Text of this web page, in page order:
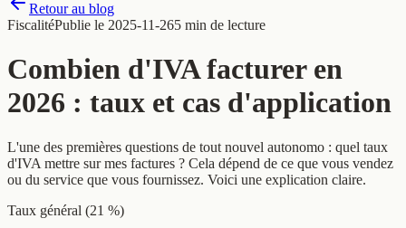
Retour au blog
FiscalitéPublie le 2025-11-265 min de lecture
Combien d'IVA facturer en
2026 : taux et cas d'application
L'une des premières questions de tout nouvel autonomo : quel taux
d'IVA mettre sur mes factures ? Cela dépend de ce que vous vendez
ou du service que vous fournissez. Voici une explication claire.
Taux général (21 %)